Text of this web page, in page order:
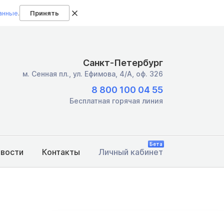
. Принять
Санкт-Петербург
м. Сенная пл., ул. Ефимова, 4/А, оф. 326
8 800 100 04 55
Бесплатная горячая линия
Контакты Личный кабинет
Бета